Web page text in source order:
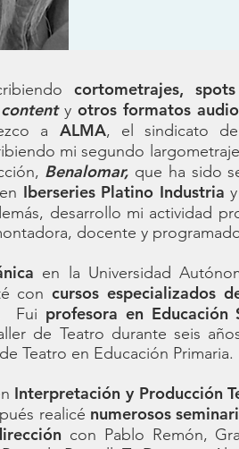
cortometrajes,
y otros formatos
a ALMA, el sindicato
mi segundo
Benalomar, que ha sido
en Iberseries Platino Industria
desarrollo mi actividad
docente y
en la Universidad
con cursos especializados
Fui profesora en Educación
de Teatro durante seis
Teatro en Educación Primaria.
Interpretación y Producción
realicé numerosos
con Pablo Remón,